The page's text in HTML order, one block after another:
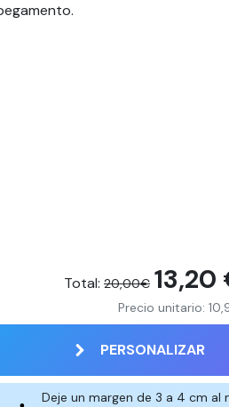
Total: 20,00€ 13,20
Precio unitario:
PERSONALIZAR
Deje un margen de 3 a 4 cm al